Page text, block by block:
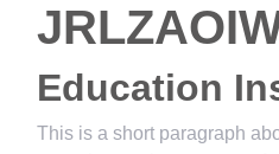
Education
This is a short paragraph